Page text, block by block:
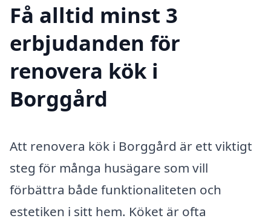
Få alltid minst 3
erbjudanden för
renovera kök i
Borggård
Att renovera kök i Borggård är ett viktigt
steg för många husägare som vill
förbättra både funktionaliteten och
estetiken i sitt hem. Köket är ofta